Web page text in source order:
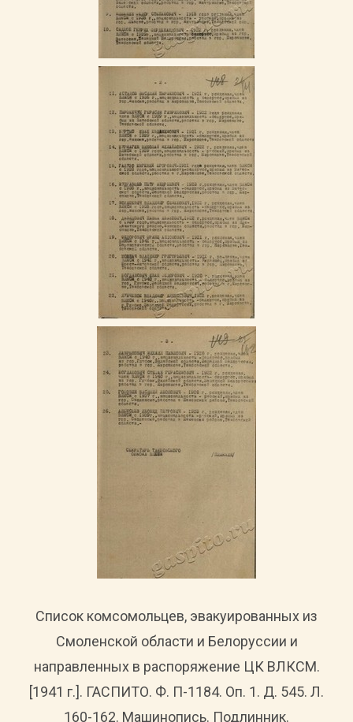
Список комсомольцев, эвакуированных из
Смоленской области и Белоруссии и
направленных в распоряжение ЦК ВЛКСМ.
[1941 г.]. ГАСПИТО. Ф. П-1184. Оп. 1. Д. 545. Л.
160-162. Машинопись. Подлинник.